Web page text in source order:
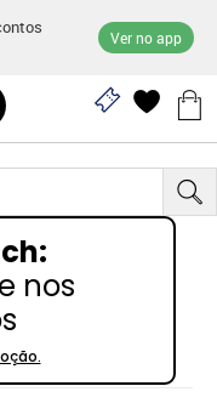
Ver no app
nos